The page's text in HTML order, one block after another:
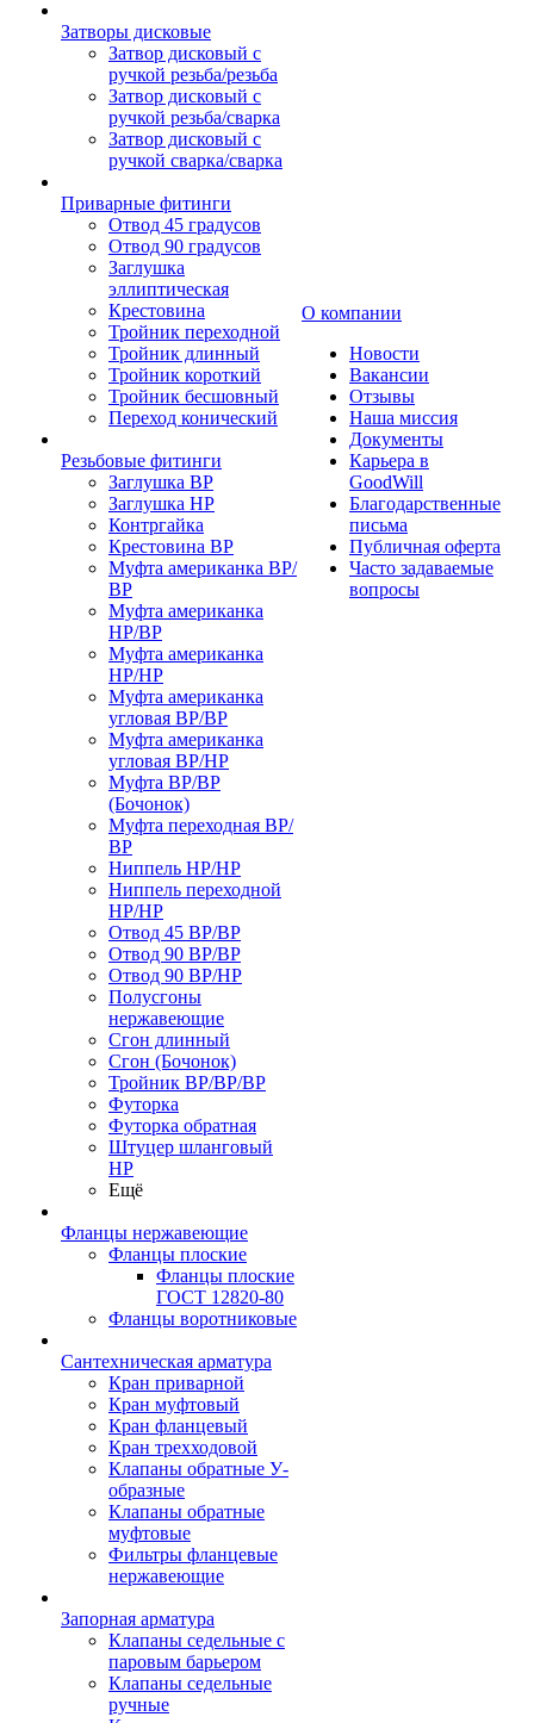
Затворы дисковые
Затвор дисковый с
ручкой резьба/резьба
Затвор дисковый с
ручкой резьба/сварка
Затвор дисковый с
ручкой сварка/сварка
Приварные фитинги
Отвод 45 градусов
Отвод 90 градусов
Заглушка
эллиптическая
Крестовина
Тройник переходной
Тройник длинный
Тройник короткий
Тройник бесшовный
Переход конический
Резьбовые фитинги
Заглушка ВР
Заглушка НР
Контргайка
Крестовина ВР
Муфта американка ВР/
ВР
Муфта американка
НР/ВР
Муфта американка
НР/НР
Муфта американка
угловая ВР/ВР
Муфта американка
угловая ВР/НР
Муфта ВР/ВР
(Бочонок)
Муфта переходная ВР/
ВР
Ниппель НР/НР
Ниппель переходной
НР/НР
Отвод 45 ВР/ВР
Отвод 90 ВР/ВР
Отвод 90 ВР/НР
Полусгоны
нержавеющие
Сгон длинный
Сгон (Бочонок)
Тройник ВР/ВР/ВР
Футорка
Футорка обратная
Штуцер шланговый
НР
Ещё
Фланцы нержавеющие
Фланцы плоские
Фланцы плоские
ГОСТ 12820-80
Фланцы воротниковые
Сантехническая арматура
Кран приварной
Кран муфтовый
Кран фланцевый
Кран трехходовой
Клапаны обратные У-
образные
Клапаны обратные
муфтовые
Фильтры фланцевые
нержавеющие
Запорная арматура
Клапаны седельные с
паровым барьером
Клапаны седельные
ручные
О компании
Новости
Вакансии
Отзывы
Наша миссия
Документы
Карьера в
GoodWill
Благодарственные
письма
Публичная оферта
Часто задаваемые
вопросы